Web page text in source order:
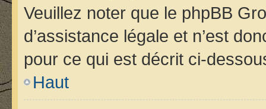
Veuillez noter que le phpBB
d’assistance légale et n’est
pour ce qui est décrit ci-
Haut